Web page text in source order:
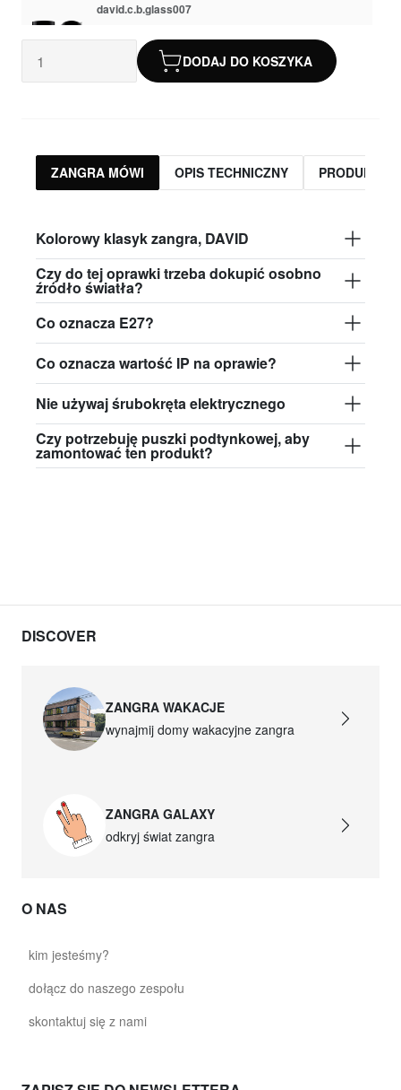
david.c.b.glass007
glass007 - matowe szkło
355,38 zł
355,38 zł
370,46 zł
david.c.b.glass013
glass013 - opalowego plastiku
364,00 zł
david.c.b.glass017
glass017 - opalowe szkło
383,38 zł
glass019 - opalowe szkło
glass020 - opalowe szkło
376,92 zł
david.c.b.glass023
glass023 - opalowe szkło
DODAJ DO KOSZYKA
ZANGRA MÓWI OPIS TECHNICZNY PRODUKTY
Kolorowy klasyk zangra, DAVID
Czy do tej oprawki trzeba dokupić osobno
źródło światła?
Co oznacza E27?
Co oznacza wartość IP na oprawie?
Nie używaj śrubokręta elektrycznego
Czy potrzebuję puszki podtynkowej, aby
zamontować ten produkt?
DISCOVER
ZANGRA WAKACJE
wynajmij domy wakacyjne zangra
ZANGRA GALAXY
odkryj świat zangra
O NAS
kim jesteśmy?
dołącz do naszego zespołu
skontaktuj się z nami